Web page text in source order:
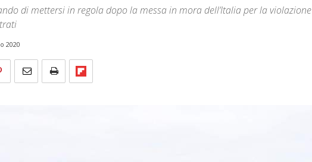
di mettersi in regola dopo la messa in mora dell’Italia per la violazione
2020